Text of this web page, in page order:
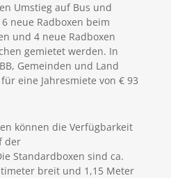
Umstieg auf Bus und
neue Radboxen beim
und 4 neue Radboxen
gemietet werden. In
Gemeinden und Land
eine Jahresmiete von € 93
können die Verfügbarkeit
der
Standardboxen sind ca.
breit und 1,15 Meter